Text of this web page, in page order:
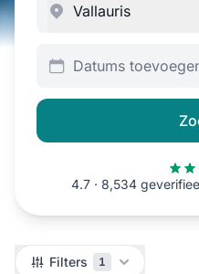
Datums toevoegen
4.7 · 8,534
Filters Filters 1